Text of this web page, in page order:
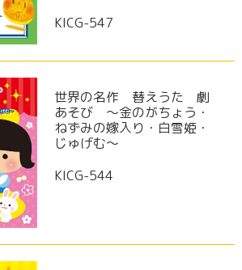
KICG-547
世界の名作 替えうた 劇
あそび ～金のがちょう・
ねずみの嫁入り・白雪姫・
じゅげむ～
KICG-544